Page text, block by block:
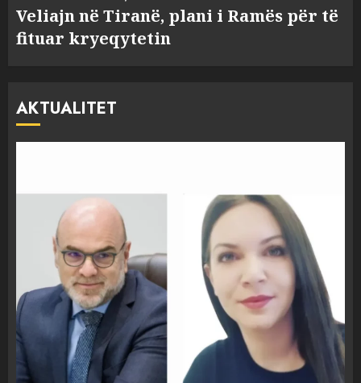
Veliajn në Tiranë, plani i Ramës për të
fituar kryeqytetin
AKTUALITET